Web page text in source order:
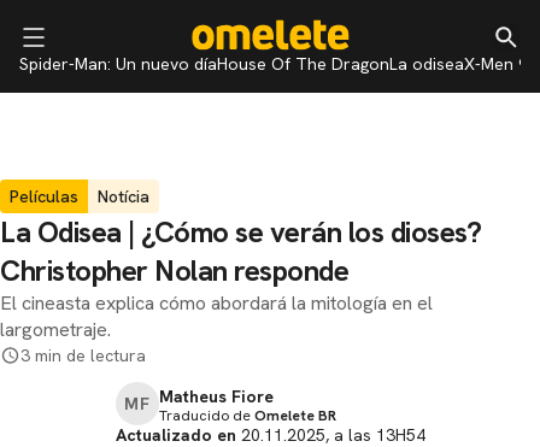
Spider-Man: Un nuevo díaHouse Of The DragonLa odiseaX-Men 97
Películas Notícia
La Odisea | ¿Cómo se verán los dioses?
Christopher Nolan responde
El cineasta explica cómo abordará la mitología en el
largometraje.
3 min de lectura
MF Matheus Fiore
Traducido deOmelete BR
Actualizado en 20.11.2025, a las 13H54